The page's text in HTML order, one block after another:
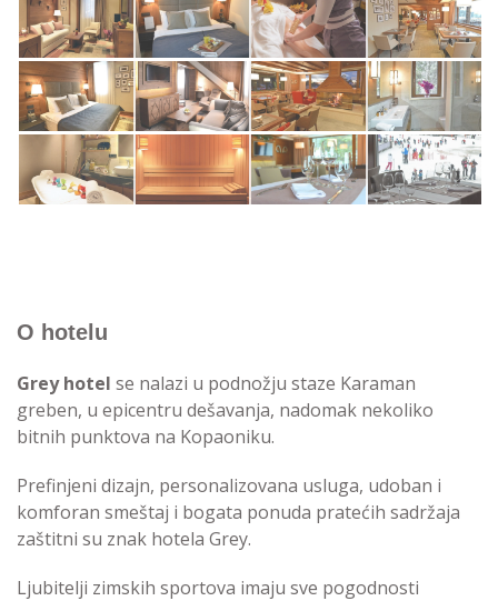
O hotelu
Grey hotel se nalazi u podnožju staze Karaman
greben, u epicentru dešavanja, nadomak nekoliko
bitnih punktova na Kopaoniku.
Prefinjeni dizajn, personalizovana usluga, udoban i
komforan smeštaj i bogata ponuda pratećih sadržaja
zaštitni su znak hotela Grey.
Ljubitelji zimskih sportova imaju sve pogodnosti